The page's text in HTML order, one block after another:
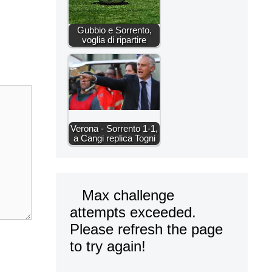
Gubbio e Sorrento,
voglia di ripartire
Verona - Sorrento 1-1,
a Cangi replica Togni